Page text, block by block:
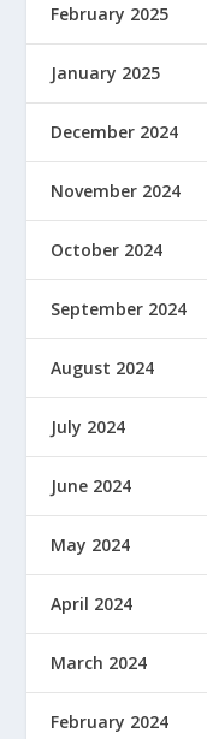
February 2025
January 2025
December 2024
November 2024
October 2024
September 2024
August 2024
July 2024
June 2024
May 2024
April 2024
March 2024
February 2024